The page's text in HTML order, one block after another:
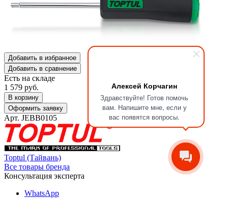
Алексей Корчагин
Здравствуйте! Готов помочь
вам. Напишите мне, если у
вас появятся вопросы.
Добавить в избранное
Добавить в сравнение
Есть на складе
1 579 руб.
В корзину
Оформить заявку
Арт. JEBB0105
Toptul (Тайвань)
Все товары бренда
Консультация эксперта
WhatsApp